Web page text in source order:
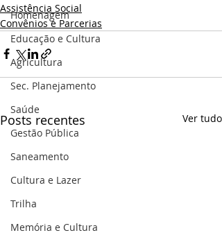
Homenagem
Educação e Cultura
Agricultura
Sec. Planejamento
Saúde
Gestão Pública
Saneamento
Cultura e Lazer
Trilha
Memória e Cultura
Assistência Social
Convênios e Parcerias
Posts recentes Ver tudo